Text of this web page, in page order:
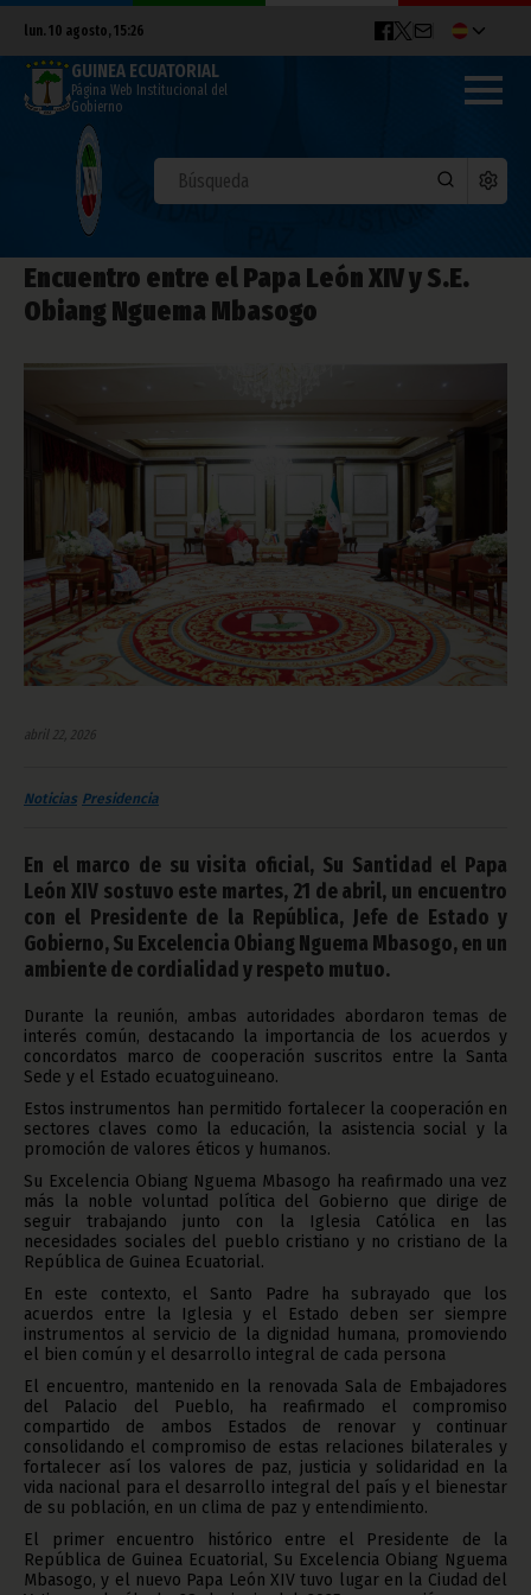
lun. 10 agosto, 15:26
GUINEA ECUATORIAL
Página Web Institucional del
Gobierno
Encuentro entre el Papa León XIV y S.E.
Obiang Nguema Mbasogo
abril 22, 2026
Noticias Presidencia
En el marco de su visita oficial, Su Santidad el Papa
León XIV sostuvo este martes, 21 de abril, un encuentro
con el Presidente de la República, Jefe de Estado y
Gobierno, Su Excelencia Obiang Nguema Mbasogo, en un
ambiente de cordialidad y respeto mutuo.
Durante la reunión, ambas autoridades abordaron temas de
interés común, destacando la importancia de los acuerdos y
concordatos marco de cooperación suscritos entre la Santa
Sede y el Estado ecuatoguineano.
Estos instrumentos han permitido fortalecer la cooperación en
sectores claves como la educación, la asistencia social y la
promoción de valores éticos y humanos.
Su Excelencia Obiang Nguema Mbasogo ha reafirmado una vez
más la noble voluntad política del Gobierno que dirige de
seguir trabajando junto con la Iglesia Católica en las
necesidades sociales del pueblo cristiano y no cristiano de la
República de Guinea Ecuatorial.
En este contexto, el Santo Padre ha subrayado que los
acuerdos entre la Iglesia y el Estado deben ser siempre
instrumentos al servicio de la dignidad humana, promoviendo
el bien común y el desarrollo integral de cada persona
El encuentro, mantenido en la renovada Sala de Embajadores
del Palacio del Pueblo, ha reafirmado el compromiso
compartido de ambos Estados de renovar y continuar
consolidando el compromiso de estas relaciones bilaterales y
fortalecer así los valores de paz, justicia y solidaridad en la
vida nacional para el desarrollo integral del país y el bienestar
de su población, en un clima de paz y entendimiento.
El primer encuentro histórico entre el Presidente de la
República de Guinea Ecuatorial, Su Excelencia Obiang Nguema
Mbasogo, y el nuevo Papa León XIV tuvo lugar en la Ciudad del